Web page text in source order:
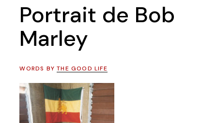
Portrait de Bob
Marley
WORDS BYTHE GOOD LIFE